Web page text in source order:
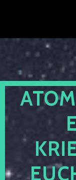
springen